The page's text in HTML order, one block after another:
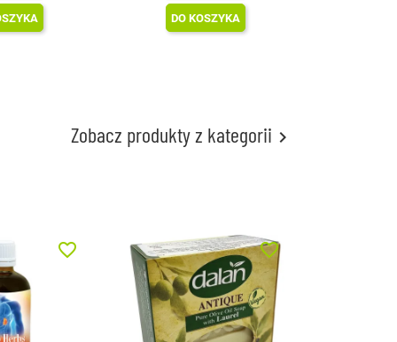
DO KOSZYKA
Zobacz produkty z kategorii 
favorite_border favorite_border